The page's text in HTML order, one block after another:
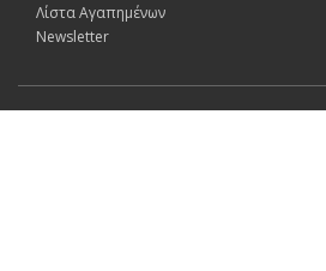
Λίστα Αγαπημένων
Newsletter